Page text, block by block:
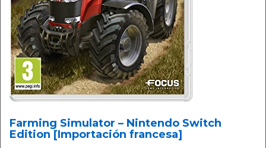
Farming Simulator – Nintendo Switch
Edition [Importación francesa]